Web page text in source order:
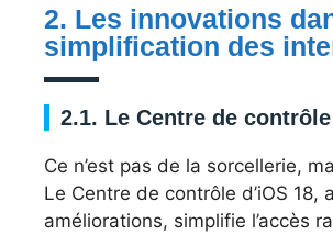
2. Les innovations
simplification des
2.1. Le Centre de
Ce n’est pas de la sorcellerie,
Le Centre de contrôle d’iOS 18,
améliorations, simplifie l’accès